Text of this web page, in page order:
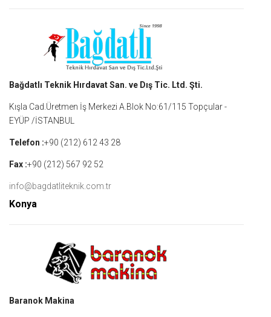
Bağdatlı Teknik Hırdavat San. ve Dış Tic. Ltd. Şti.
Kışla Cad.Üretmen İş Merkezi A.Blok No:61/115 Topçular -
EYÜP /İSTANBUL
Telefon :+90 (212) 612 43 28
Fax :+90 (212) 567 92 52
info@bagdatliteknik.com.tr
Konya
Baranok Makina